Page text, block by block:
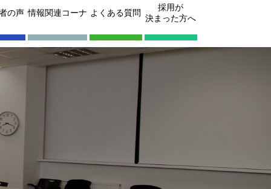
の声 情報関連コーナ よくある質問
採用が
決まった方へ